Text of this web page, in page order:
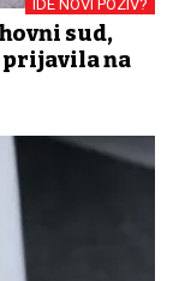
IDE NOVI POZIV?
sud,
prijavila na